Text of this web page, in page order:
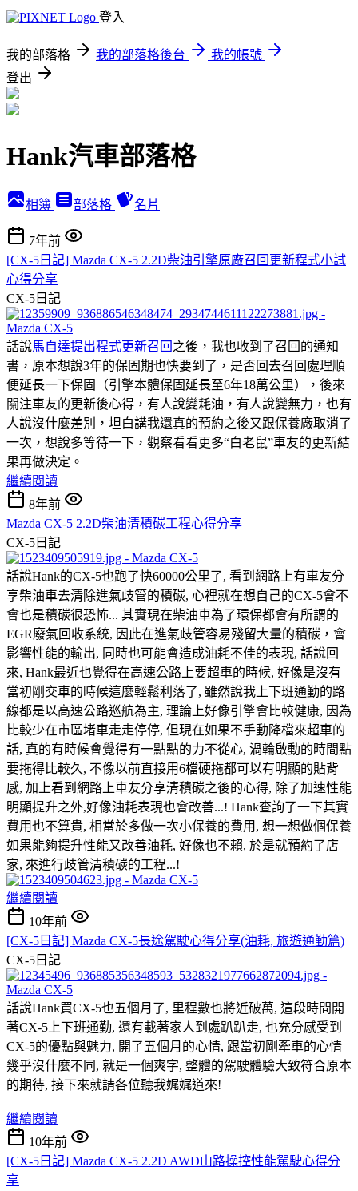
登入
我的部落格 我的部落格後台
我的帳號
登出
Hank汽車部落格
相簿 部落格 名片
7年前
[CX-5日記] Mazda CX-5 2.2D柴油引擎原廠召回更新程式小試
心得分享
CX-5日記
話說馬自達提出程式更新召回 之後，我也收到了召回的通知
書，原本想說3年的保固期也快要到了，是否回去召回處理順
便延長一下保固（引擎本體保固延長至6年18萬公里），後來
關注車友的更新後心得，有人說變耗油，有人說變無力，也有
人說沒什麼差別，坦白講我還真的預約之後又跟保養廠取消了
一次，想說多等待一下，觀察看看更多“白老鼠”車友的更新結
果再做決定。
繼續閱讀
8年前
Mazda CX-5 2.2D柴油清積碳工程心得分享
CX-5日記
話說Hank的CX-5也跑了快60000公里了, 看到網路上有車友分
享柴油車去清除進氣歧管的積碳, 心裡就在想自己的CX-5會不
會也是積碳很恐怖... 其實現在柴油車為了環保都會有所謂的
EGR廢氣回收系統, 因此在進氣歧管容易殘留大量的積碳，會
影響性能的輸出, 同時也可能會造成油耗不佳的表現, 話說回
來, Hank最近也覺得在高速公路上要超車的時候, 好像是沒有
當初剛交車的時候這麼輕鬆利落了, 雖然說我上下班通勤的路
線都是以高速公路巡航為主, 理論上好像引擎會比較健康, 因為
比較少在市區堵車走走停停, 但現在如果不手動降檔來超車的
話, 真的有時候會覺得有一點點的力不從心, 渦輪啟動的時間點
要拖得比較久, 不像以前直接用6檔硬拖都可以有明顯的貼背
感, 加上看到網路上車友分享清積碳之後的心得, 除了加速性能
明顯提升之外,好像油耗表現也會改善...! Hank查詢了一下其實
費用也不算貴, 相當於多做一次小保養的費用, 想一想做個保養
如果能夠提升性能又改善油耗, 好像也不賴, 於是就預約了店
家, 來進行歧管清積碳的工程...!
繼續閱讀
10年前
[CX-5日記] Mazda CX-5長途駕駛心得分享(油耗, 旅遊通勤篇)
CX-5日記
話說Hank買CX-5也五個月了, 里程數也將近破萬, 這段時間開
著CX-5上下班通勤, 還有載著家人到處趴趴走, 也充分感受到
CX-5的優點與魅力, 開了五個月的心情, 跟當初剛牽車的心情
幾乎沒什麼不同, 就是一個爽字, 整體的駕駛體驗大致符合原本
的期待, 接下來就請各位聽我娓娓道來!
繼續閱讀
10年前
[CX-5日記] Mazda CX-5 2.2D AWD山路操控性能駕駛心得分
享